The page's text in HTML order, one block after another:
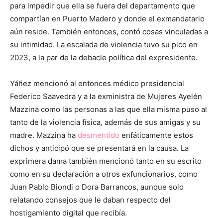
para impedir que ella se fuera del departamento que
compartían en Puerto Madero y donde el exmandatario
aún reside. También entonces, contó cosas vinculadas a
su intimidad. La escalada de violencia tuvo su pico en
2023, a la par de la debacle política del expresidente.
Yáñez mencionó al entonces médico presidencial
Federico Saavedra y a la exministra de Mujeres Ayelén
Mazzina como las personas a las que ella misma puso al
tanto de la violencia física, además de sus amigas y su
madre. Mazzina ha desmentido enfáticamente estos
dichos y anticipó que se presentará en la causa. La
exprimera dama también mencionó tanto en su escrito
como en su declaración a otros exfuncionarios, como
Juan Pablo Biondi o Dora Barrancos, aunque solo
relatando consejos que le daban respecto del
hostigamiento digital que recibía.